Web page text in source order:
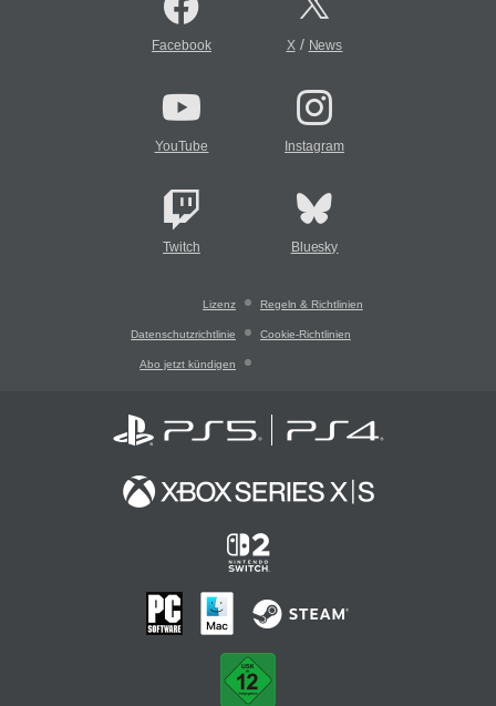
Facebook X/ News
YouTube Instagram
Twitch Bluesky
Lizenz Regeln & Richtlinien
Datenschutzrichtlinie Cookie-Richtlinien
Abo jetzt kündigen